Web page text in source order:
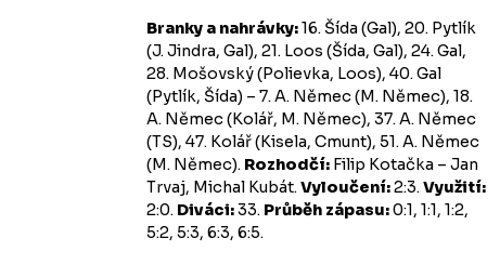
Branky a nahrávky:16. Šída (Gal), 20. Pytlík
(J. Jindra, Gal), 21. Loos (Šída, Gal), 24. Gal,
28. Mošovský (Polievka, Loos), 40. Gal
(Pytlík, Šída) – 7. A. Němec (M. Němec), 18.
A. Němec (Kolář, M. Němec), 37. A. Němec
(TS), 47. Kolář (Kisela, Cmunt), 51. A. Němec
(M. Němec). Rozhodčí: Filip Kotačka – Jan
Trvaj, Michal Kubát.Vyloučení:2:3.Využití:
2:0. Diváci:33. Průběh zápasu:0:1, 1:1, 1:2,
5:2, 5:3, 6:3, 6:5.